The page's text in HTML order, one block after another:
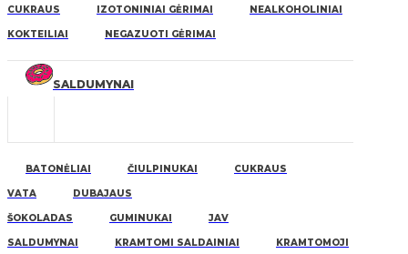
CUKRAUS IZOTONINIAI GĖRIMAI NEALKOHOLINIAI
KOKTEILIAI NEGAZUOTI GĖRIMAI
SALDUMYNAI
BATONĖLIAI ČIULPINUKAI CUKRAUS
VATA DUBAJAUS
ŠOKOLADAS GUMINUKAI JAV
SALDUMYNAI KRAMTOMI SALDAINIAI KRAMTOMOJI